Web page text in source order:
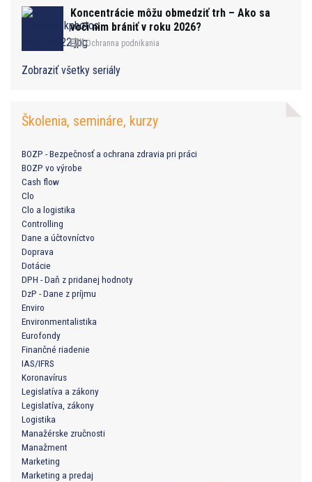
Koncentrácie môžu obmedziť trh – Ako sa
voči nim brániť v roku 2026?
Ochranna podnikania
Zobraziť všetky seriály
Školenia, semináre, kurzy
BOZP - Bezpečnosť a ochrana zdravia pri práci
BOZP vo výrobe
Cash flow
Clo
Clo a logistika
Controlling
Dane a účtovníctvo
Doprava
Dotácie
DPH - Daň z pridanej hodnoty
DzP - Dane z príjmu
Enviro
Environmentalistika
Eurofondy
Finančné riadenie
IAS/IFRS
Koronavírus
Legislatíva a zákony
Legislatíva, zákony
Logistika
Manažérske zručnosti
Manažment
Marketing
Marketing a predaj